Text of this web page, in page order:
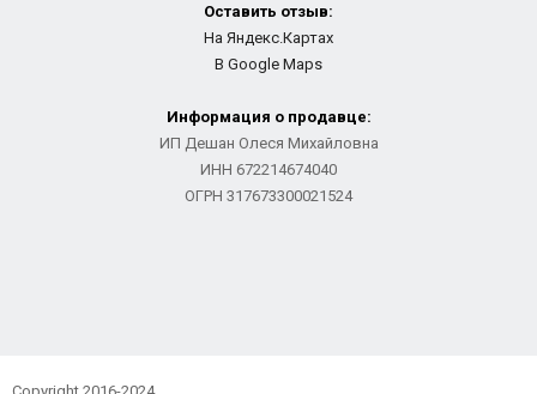
Оставить отзыв:
На Яндекс.Картах
В Google Maps
Информация о продавце:
ИП Дешан Олеся Михайловна
ИНН 672214674040
ОГРН 317673300021524